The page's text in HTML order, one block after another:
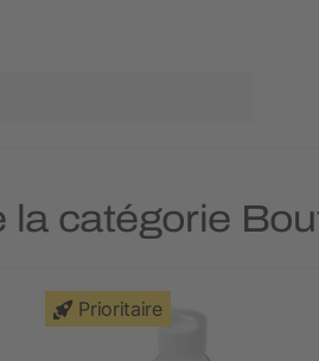
la catégorie
Prioritaire